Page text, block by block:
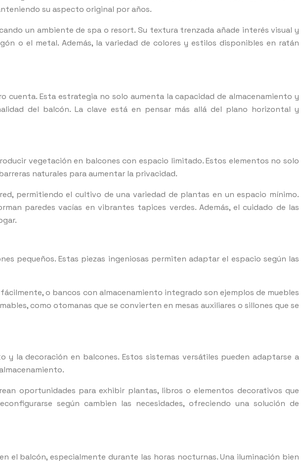
su aspecto original por años.
un ambiente de spa o resort. Su textura trenzada añade interés visual y
o el metal. Además, la variedad de colores y estilos disponibles en ratán
cuenta. Esta estrategia no solo aumenta la capacidad de almacenamiento y
del balcón. La clave está en pensar más allá del plano horizontal y
vegetación en balcones con espacio limitado. Estos elementos no solo
naturales para aumentar la privacidad.
permitiendo el cultivo de una variedad de plantas en un espacio mínimo.
paredes vacías en vibrantes tapices verdes. Además, el cuidado de las
pequeños. Estas piezas ingeniosas permiten adaptar el espacio según las
o bancos con almacenamiento integrado son ejemplos de muebles
como otomanas que se convierten en mesas auxiliares o sillones que se
la decoración en balcones. Estos sistemas versátiles pueden adaptarse a
oportunidades para exhibir plantas, libros o elementos decorativos que
según cambien las necesidades, ofreciendo una solución de
el balcón, especialmente durante las horas nocturnas. Una iluminación bien